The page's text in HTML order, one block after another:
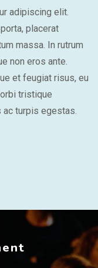
adipiscing elit.
placerat
massa. In rutrum
non eros ante.
et feugiat risus, eu
tristique
turpis egestas.